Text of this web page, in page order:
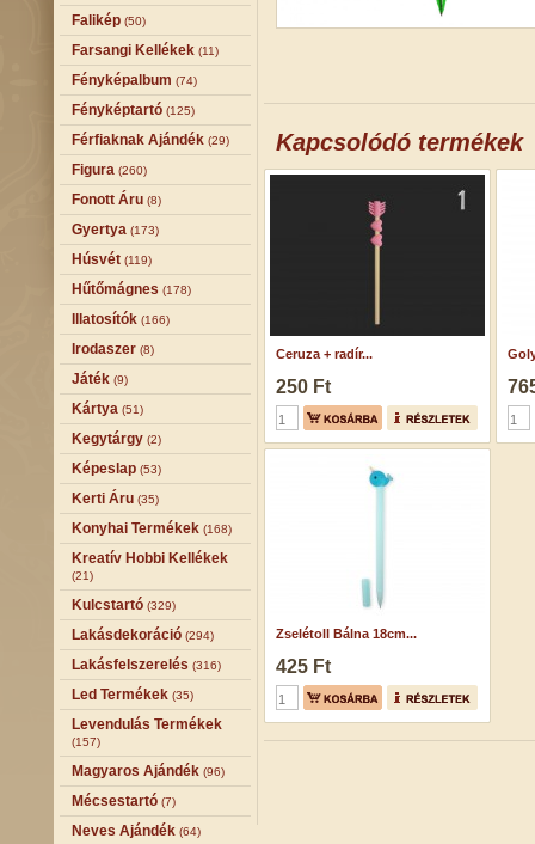
Falikép (50)
Farsangi Kellékek (11)
Fényképalbum (74)
Fényképtartó (125)
Férfiaknak Ajándék (29)
Figura (260)
Fonott Áru (8)
Gyertya (173)
Húsvét (119)
Hűtőmágnes (178)
Illatosítók (166)
Irodaszer (8)
Játék (9)
Kártya (51)
Kegytárgy (2)
Képeslap (53)
Kerti Áru (35)
Konyhai Termékek (168)
Kreatív Hobbi Kellékek
(21)
Kulcstartó (329)
Lakásdekoráció (294)
Lakásfelszerelés (316)
Led Termékek (35)
Levendulás Termékek
(157)
Magyaros Ajándék (96)
Mécsestartó (7)
Neves Ajándék (64)
Kapcsolódó termékek
Ceruza + radír...
250 Ft
Zselétoll Bálna 18cm...
425 Ft